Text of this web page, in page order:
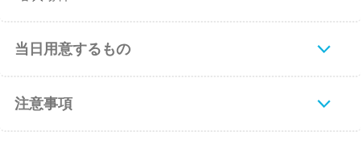
当日用意するもの
注意事項